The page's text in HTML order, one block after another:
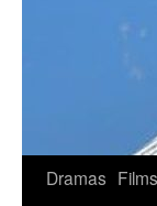
Aller
Dramas Films